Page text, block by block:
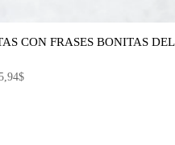
CON FRASES BONITAS DEL
$Rango